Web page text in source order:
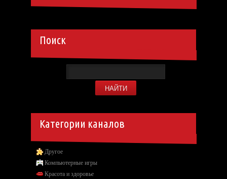
Поиск
Категории каналов
Другое
Компьютерные игры
Красота и здоровье